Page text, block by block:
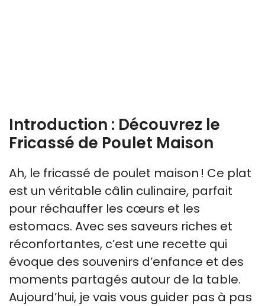
Introduction : Découvrez le
Fricassé de Poulet Maison
Ah, le fricassé de poulet maison ! Ce plat
est un véritable câlin culinaire, parfait
pour réchauffer les cœurs et les
estomacs. Avec ses saveurs riches et
réconfortantes, c’est une recette qui
évoque des souvenirs d’enfance et des
moments partagés autour de la table.
Aujourd’hui, je vais vous guider pas à pas